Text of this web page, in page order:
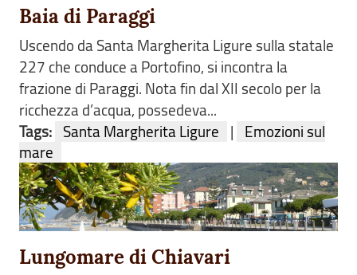
Baia di Paraggi
Uscendo da Santa Margherita Ligure sulla statale
227 che conduce a Portofino, si incontra la
frazione di Paraggi. Nota fin dal XII secolo per la
ricchezza d’acqua, possedeva...
Tags: Santa Margherita Ligure |
Emozioni sul
mare
Lungomare di Chiavari